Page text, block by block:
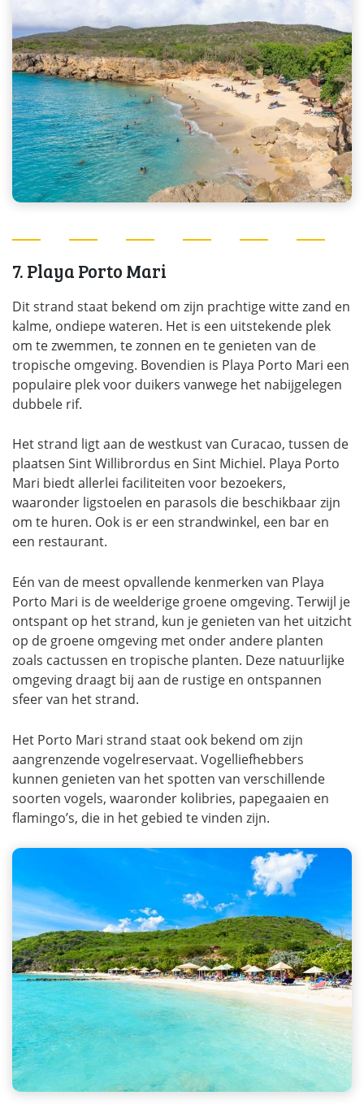
7. Playa Porto Mari
Dit strand staat bekend om zijn prachtige witte zand en
kalme, ondiepe wateren. Het is een uitstekende plek
om te zwemmen, te zonnen en te genieten van de
tropische omgeving. Bovendien is Playa Porto Mari een
populaire plek voor duikers vanwege het nabijgelegen
dubbele rif.
Het strand ligt aan de westkust van Curacao, tussen de
plaatsen Sint Willibrordus en Sint Michiel. Playa Porto
Mari biedt allerlei faciliteiten voor bezoekers,
waaronder ligstoelen en parasols die beschikbaar zijn
om te huren. Ook is er een strandwinkel, een bar en
een restaurant.
Eén van de meest opvallende kenmerken van Playa
Porto Mari is de weelderige groene omgeving. Terwijl je
ontspant op het strand, kun je genieten van het uitzicht
op de groene omgeving met onder andere planten
zoals cactussen en tropische planten. Deze natuurlijke
omgeving draagt bij aan de rustige en ontspannen
sfeer van het strand.
Het Porto Mari strand staat ook bekend om zijn
aangrenzende vogelreservaat. Vogelliefhebbers
kunnen genieten van het spotten van verschillende
soorten vogels, waaronder kolibries, papegaaien en
flamingo’s, die in het gebied te vinden zijn.